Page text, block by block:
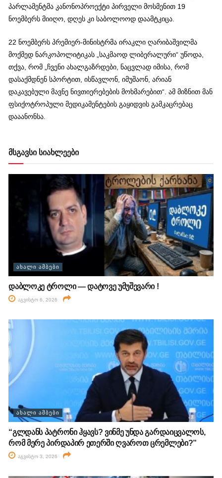
პარლამენტმა კანონოპროექტი პირველი მოსმენით 19
ნოემბერს მიიღო, დღეს კი საბოლოოდ დაამტკიცა.
22 ნოემბერს პრემიერ-მინისტრმა ირაკლი ღარიბაშვილმა
მოქმედ ნარკოპოლიტიკას „საკმაოდ ლიბერალური“ უწოდა,
თქვა, რომ „ჩვენი ახალგაზრდები, ნაცვლად იმისა, რომ
დასაქმდნენ სპორტით, ისწავლონ, იმუშაონ, არიან
დაკავებული მავნე ნივთიერებების მოხმარებით“. ამ მიზნით მან
ფსიქოტროპული მედიკამენტების გაყიდვის გამკაცრებაც
დააანონსა.
მსგავსი სიახლეები
ᲐᲮᲐᲚᲘ ᲐᲛᲑᲔᲑᲘ
დაბლოკე ტროლი — დატოვე უმუშევარი !
აგვისტო 6, 2026
ᲐᲮᲐᲚᲘ ᲐᲛᲑᲔᲑᲘ
“გლდანს პატრონი ჰყავს? ვინმე უნდა გარდაიცვალოს,
რომ მერე პირდაპირ ეთერში ღვაროთ ცრემლები?”
აგვისტო 3, 2026